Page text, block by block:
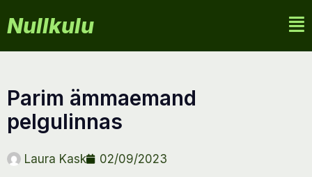
Nullkulu
parim ämmaemand
pelgulinnas
Laura Kask 02/09/2023